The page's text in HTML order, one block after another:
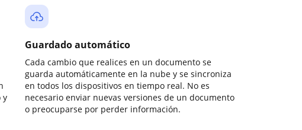
y
Guardado automático
Cada cambio que realices en un documento se
guarda automáticamente en la nube y se sincroniza
en todos los dispositivos en tiempo real. No es
necesario enviar nuevas versiones de un documento
o preocuparse por perder información.